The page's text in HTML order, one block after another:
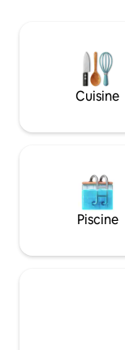
Cuisine
Piscine